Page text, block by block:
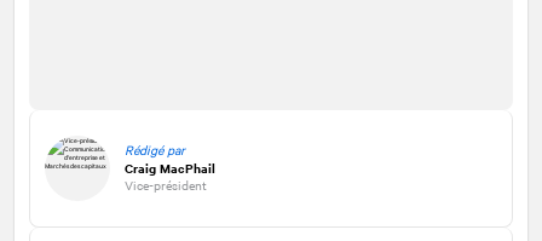
Rédigé par
Craig MacPhail
Vice-président